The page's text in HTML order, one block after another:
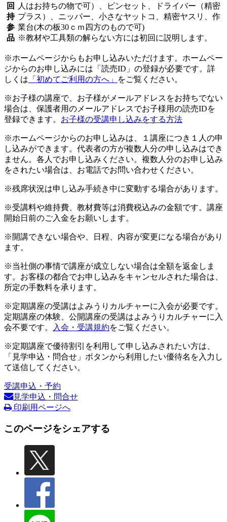
回
持
参
品
人はお持ちの物で可）、ピンセット、ドライバー（精密
プラス）、ニッパー、小さなヤットコ、精密ヤスリ、作
業台(木の板30ｃｍ四方のもので可)
※教材や工具類の解らない方には初回に説明します。
※ホームページからもお申し込みいただけます。ホームペー
ジからのお申し込みには「読売ID」の登録が必要です。詳
しくは 「初めてご利用の方へ」 をご覧ください。
※お子様の講座で、お子様がメールアドレスをお持ちでない
場合は、保護者用のメールアドレスでお子様用の読売IDを
登録できます。 お子様の受講申し込みをする方法
※ホームページからのお申し込みは、１講座につき１人の申
し込みができます。代表者の方が複数人分の申し込みはでき
ません。各人でお申し込みください。複数人分のお申し込み
をされたい場合は、お電話でお問い合わせください。
※残席状況は申し込み手続き中に変動する場合があります。
※受講料や維持費、教材費等は消費税込みの金額です。講座
開始日前のご入金をお願いします。
※開講できない場合や、日程、内容が変更になる場合があり
ます。
※当社側の事情で講座が成立しない場合は全額を返金しま
す。お客様の都合でお申し込みをキャンセルされた場合は、
所定の手数料を承ります。
※定期講座の受講はよみうりカルチャーに入会が必要です。
定期講座の体験、公開講座の受講はよみうりカルチャーに入
会不要です。
入会・受講規約をご覧ください。
※定期講座で優待割引を利用して申し込みされたい方は、
「見学申込・問合せ」ボタンから利用したい優待名を入力し
て送信してください。
受講申込・予約
見学申込・問合せ
印刷用ページへ
このページをシェアする